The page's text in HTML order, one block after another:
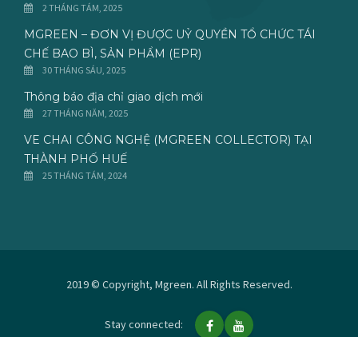
2 THÁNG TÁM, 2025
MGREEN – ĐƠN VỊ ĐƯỢC UỶ QUYỀN TỔ CHỨC TÁI
CHẾ BAO BÌ, SẢN PHẨM (EPR)
30 THÁNG SÁU, 2025
Thông báo địa chỉ giao dịch mới
27 THÁNG NĂM, 2025
VE CHAI CÔNG NGHỆ (MGREEN COLLECTOR) TẠI
THÀNH PHỐ HUẾ
25 THÁNG TÁM, 2024
2019 © Copyright, Mgreen. All Rights Reserved.
Stay connected: